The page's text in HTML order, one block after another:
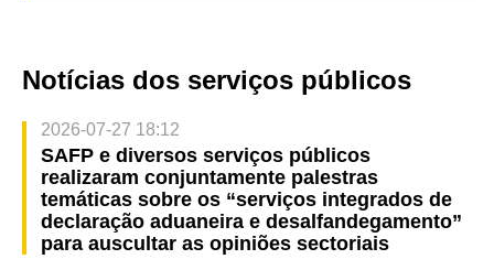
Notícias dos serviços públicos
2026-07-27 18:12
SAFP e diversos serviços públicos
realizaram conjuntamente palestras
temáticas sobre os “serviços integrados de
declaração aduaneira e desalfandegamento”
para auscultar as opiniões sectoriais